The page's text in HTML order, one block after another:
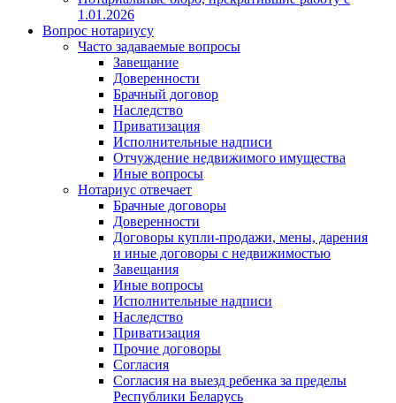
1.01.2026
Вопрос нотариусу
Часто задаваемые вопросы
Завещание
Доверенности
Брачный договор
Наследство
Приватизация
Исполнительные надписи
Отчуждение недвижимого имущества
Иные вопросы
Нотариус отвечает
Брачные договоры
Доверенности
Договоры купли-продажи, мены, дарения
и иные договоры с недвижимостью
Завещания
Иные вопросы
Исполнительные надписи
Наследство
Приватизация
Прочие договоры
Согласия
Согласия на выезд ребенка за пределы
Республики Беларусь